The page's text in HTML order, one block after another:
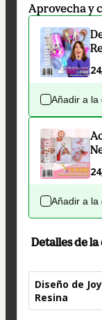
Aprovecha y
Añadir a la
Añadir a la
Detalles de
Diseño de
Resina